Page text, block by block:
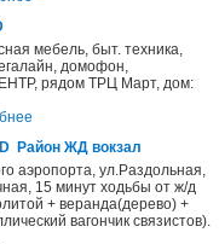
мебель, быт. техника,
домофон,
рядом ТРЦ Март, дом:
Район ЖД вокзал
аэропорта, ул.Раздольная,
15 минут ходьбы от ж/д
+ веранда(дерево) +
вагончик связистов).